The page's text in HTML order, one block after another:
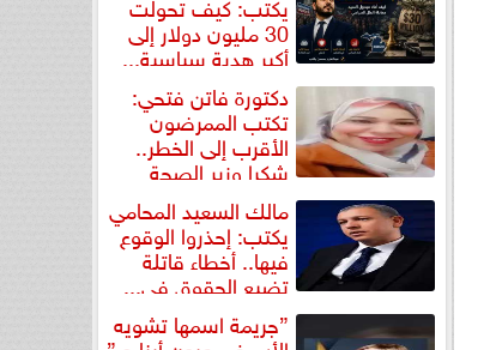
30 مليون دولار إلى
أكبر هدية سياسية...
دكتورة فاتن فتحي:
تكتب الممرضون
الأقرب إلى الخطر..
شكرا وزير الصحة
لتكريم... مالك السعيد المحامي
يكتب: إحذروا الوقوع
فيها.. أخطاء قاتلة
تضيع الحقوق في...
”جريمة اسمها تشويه